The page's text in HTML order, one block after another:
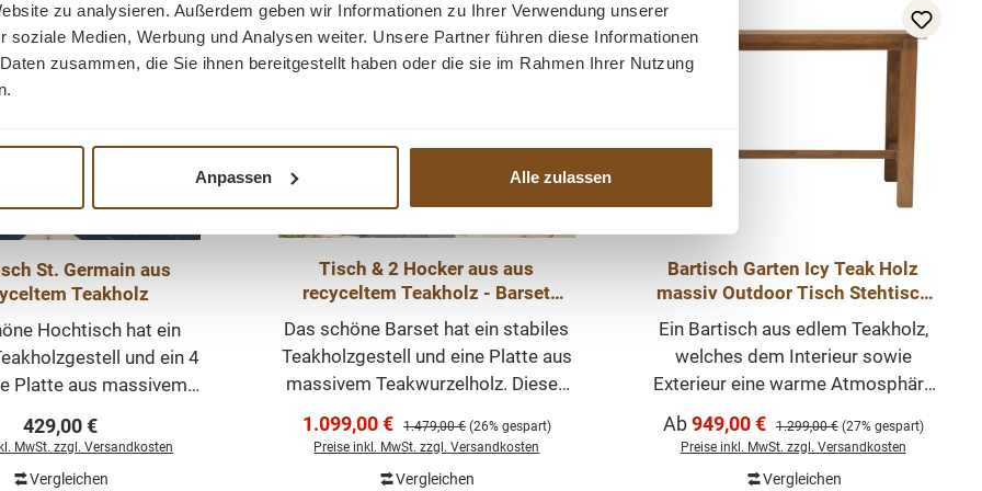
zu analysieren. Außerdem geben wir Informationen zu Ihrer Verwendung unserer
soziale Medien, Werbung und Analysen weiter. Unsere Partner führen diese Informationen
zusammen, die Sie ihnen bereitgestellt haben oder die sie im Rahmen Ihrer Nutzung
Anpassen Alle zulassen
Barolo und
aus Akazienholz der
Qualität gefertigt. Diese
schöne natürliche
verleihen den
Charme. Die Tische
(L/B/H)= 80 x 80 x
Stehtisch
Kombinieren Sie diesen Artikel mit
den anderen Möbeln aus unserer
Venedig-Kollektion! Die
Teakholz hergestellt und mit einer
hellen weißen Waschung
Venedig Bar -Tisch Stehtisch
recyceltem Teakholz, White Wash
Gewicht: 46 kg
St. Germain aus
Teakholz
Hochtisch hat ein
und ein 4
Platte aus massivem
zeitloses
welches überall in
Regulärer Preis:
429,00 €
MwSt. zzgl. Versandkosten
Vergleichen
Rabatt
-26%
Tisch & 2 Hocker aus aus
recyceltem Teakholz - Barset
Outdoor
Das schöne Barset hat ein stabiles
Teakholzgestell und eine Platte aus
massivem Teakwurzelholz. Dieses
Möbelstück, welches überall in
Verkaufspreis:
1.099,00 € Regulärer Preis:
1.479,00 € (26% gespart)
Preise inkl. MwSt. zzgl. Versandkosten
Vergleichen
Rabatt
-27%
Tipp
Bartisch Garten Icy Teak Holz
massiv Outdoor Tisch Stehtisch
Teak Möbel
Ein Bartisch aus edlem Teakholz,
welches dem Interieur sowie
Exterieur eine warme Atmosphäre
verleiht, wobei ihre gute Qualität sie
besonders langlebig macht.
Verkaufspreis:
Ab949,00 € Regulärer Preis:
1.299,00 € (27% gespart)
Preise inkl. MwSt. zzgl. Versandkosten
Vergleichen